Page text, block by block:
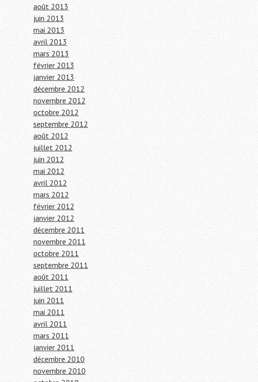
août 2013
juin 2013
mai 2013
avril 2013
mars 2013
février 2013
janvier 2013
décembre 2012
novembre 2012
octobre 2012
septembre 2012
août 2012
juillet 2012
juin 2012
mai 2012
avril 2012
mars 2012
février 2012
janvier 2012
décembre 2011
novembre 2011
octobre 2011
septembre 2011
août 2011
juillet 2011
juin 2011
mai 2011
avril 2011
mars 2011
janvier 2011
décembre 2010
novembre 2010